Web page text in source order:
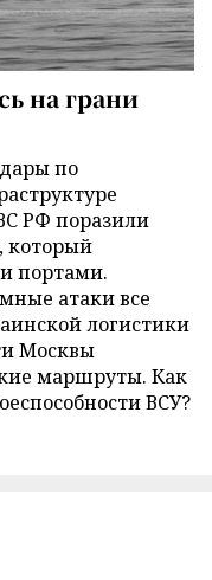
на грани
по
РФ поразили
который
портами.
атаки все
логистики
Москвы
маршруты. Как
ВСУ?